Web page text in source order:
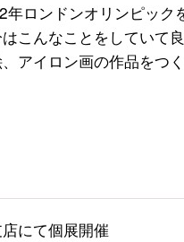
ロンドンオリンピッ
こんなことをしていて
アイロン画の作品をつく
にて個展開催